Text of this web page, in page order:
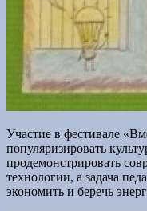
Участие в фестивале
популяризировать
продемонстрировать
технологии, а задача
экономить и беречь